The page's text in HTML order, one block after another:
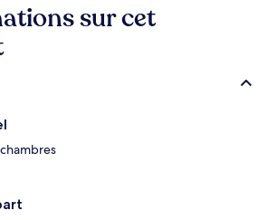
sur cet